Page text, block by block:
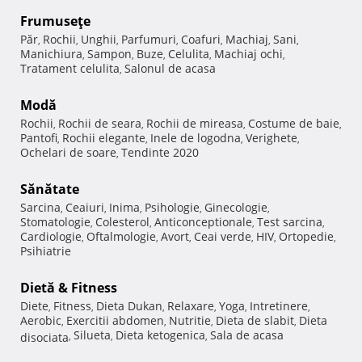
Frumuseţe
Păr, Rochii, Unghii, Parfumuri, Coafuri, Machiaj, Sani,
Manichiura, Sampon, Buze, Celulita, Machiaj ochi,
Tratament celulita, Salonul de acasa
Modă
Rochii, Rochii de seara, Rochii de mireasa, Costume de baie,
Pantofi, Rochii elegante, Inele de logodna, Verighete,
Ochelari de soare, Tendinte 2020
Sănătate
Sarcina, Ceaiuri, Inima, Psihologie, Ginecologie,
Stomatologie, Colesterol, Anticonceptionale, Test sarcina,
Cardiologie, Oftalmologie, Avort, Ceai verde, HIV, Ortopedie,
Psihiatrie
Dietă & Fitness
Diete, Fitness, Dieta Dukan, Relaxare, Yoga, Intretinere,
Aerobic, Exercitii abdomen, Nutritie, Dieta de slabit, Dieta
disociata, Silueta, Dieta ketogenica, Sala de acasa